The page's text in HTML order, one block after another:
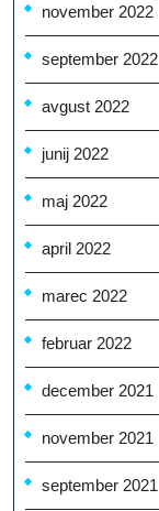
november 2022
september 2022
avgust 2022
junij 2022
maj 2022
april 2022
marec 2022
februar 2022
december 2021
november 2021
september 2021